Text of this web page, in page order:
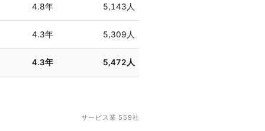
4.8年 5,143人
4.3年 5,309人
4.3年 5,472人
サービス業 559社